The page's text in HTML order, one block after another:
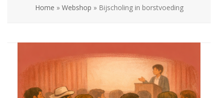
Home » Webshop » Bijscholing in borstvoeding